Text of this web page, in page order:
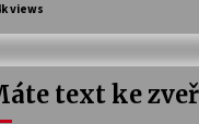
views
text ke